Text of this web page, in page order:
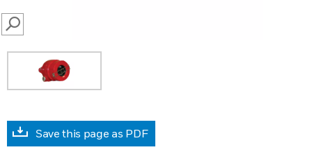
SEARCH
Save this page as PDF